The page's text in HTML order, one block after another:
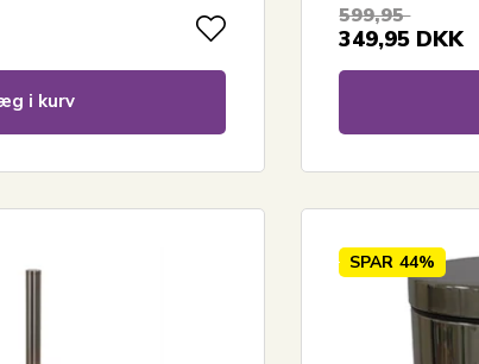
i kurv
599,95
349,95 DKK
SPAR 44%